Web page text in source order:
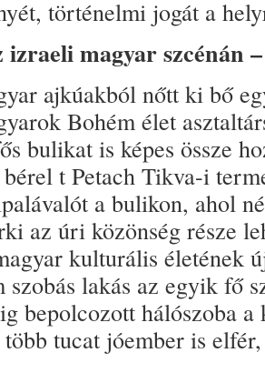
történelmi jogát a
izraeli magyar szcénán
ajkúakból nőtt ki bő
Bohém élet
bulikat is képes össze
t Petach Tikva-i
a bulikon, ahol
az úri közönség része
kulturális életének
szobás lakás az egyik fő
bepolcozott hálószoba
tucat jóember is